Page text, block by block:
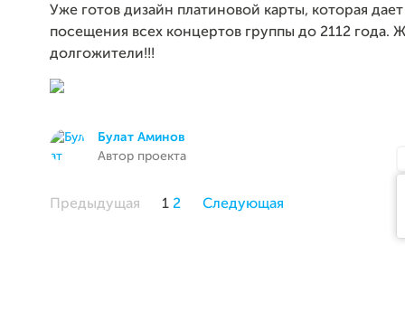
Уже готов дизайн платиновой карты, которая
посещения всех концертов группы до 2112 года.
долгожители!!!
Булат Аминов
Автор проекта
Предыдущая 1 2 Следующая